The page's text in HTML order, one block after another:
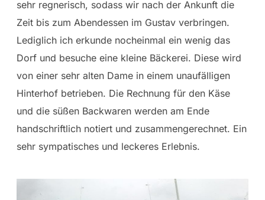
sehr regnerisch, sodass wir nach der Ankunft die
Zeit bis zum Abendessen im Gustav verbringen.
Lediglich ich erkunde nocheinmal ein wenig das
Dorf und besuche eine kleine Bäckerei. Diese wird
von einer sehr alten Dame in einem unaufälligen
Hinterhof betrieben. Die Rechnung für den Käse
und die süßen Backwaren werden am Ende
handschriftlich notiert und zusammengerechnet. Ein
sehr sympatisches und leckeres Erlebnis.